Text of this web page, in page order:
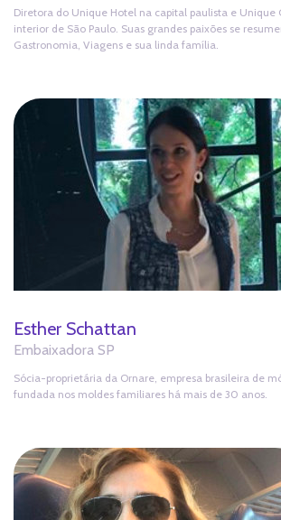
Diretora do Unique Hotel na capital paulista e Unique
interior de São Paulo. Suas grandes paixões se
Gastronomia, Viagens e sua linda família.
Esther Schattan
Embaixadora SP
Sócia-proprietária da Ornare, empresa brasileira de
fundada nos moldes familiares há mais de 30 anos.